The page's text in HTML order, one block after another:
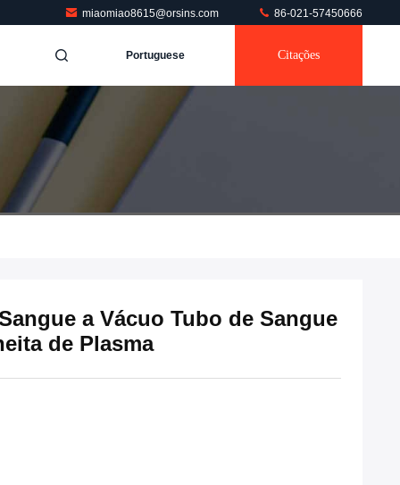
miaomiao8615@orsins.com 86-021-57450666
Portuguese Citações
a Vácuo Tubo de Sangue
de Plasma